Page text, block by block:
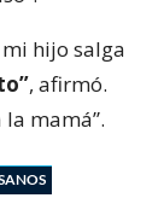
hijo salga
, afirmó.
mamá”.